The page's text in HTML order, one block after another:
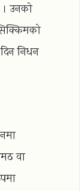
। उनको
निधन
वा